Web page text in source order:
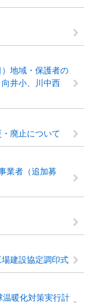
地域・保護者の
井小、川中西
廃止について
業者（追加募
建設協定調印式
温暖化対策実行計